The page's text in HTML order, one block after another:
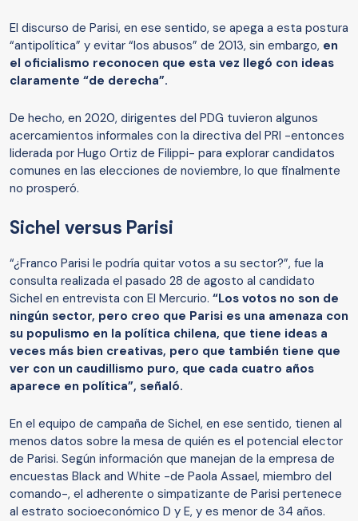
El discurso de Parisi, en ese sentido, se apega a esta postura
“antipolítica” y evitar “los abusos” de 2013, sin embargo, en
el oficialismo reconocen que esta vez llegó con ideas
claramente “de derecha”.
De hecho, en 2020, dirigentes del PDG tuvieron algunos
acercamientos informales con la directiva del PRI -entonces
liderada por Hugo Ortiz de Filippi- para explorar candidatos
comunes en las elecciones de noviembre, lo que finalmente
no prosperó.
Sichel versus Parisi
“¿Franco Parisi le podría quitar votos a su sector?”, fue la
consulta realizada el pasado 28 de agosto al candidato
Sichel en entrevista con El Mercurio. “Los votos no son de
ningún sector, pero creo que Parisi es una amenaza con
su populismo en la política chilena, que tiene ideas a
veces más bien creativas, pero que también tiene que
ver con un caudillismo puro, que cada cuatro años
aparece en política”, señaló.
En el equipo de campaña de Sichel, en ese sentido, tienen al
menos datos sobre la mesa de quién es el potencial elector
de Parisi. Según información que manejan de la empresa de
encuestas Black and White -de Paola Assael, miembro del
comando-, el adherente o simpatizante de Parisi pertenece
al estrato socioeconómico D y E, y es menor de 34 años.